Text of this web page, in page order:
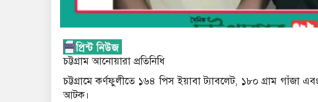
চট্টগ্রাম আনোয়ারা প্রতিনিধি
চট্টগ্রামে কর্ণফুলীতে ১৬৪ পিস ইয়াবা ট্যাবলেট, ১৮০ গ্রাম গাঁজা
আটক।